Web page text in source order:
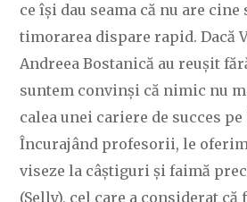
ce își dau seama că nu are
timorarea dispare rapid. Dacă
Andreea Bostanică au reușit
suntem convinși că nimic nu
calea unei cariere de succes
Încurajând profesorii, le
viseze la câștiguri și faimă
(Selly), cel care a considerat că